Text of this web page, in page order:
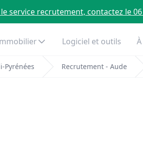
service recrutement, contactez le 06
Logiciel et outils
Pyrénées Recrutement - Aude